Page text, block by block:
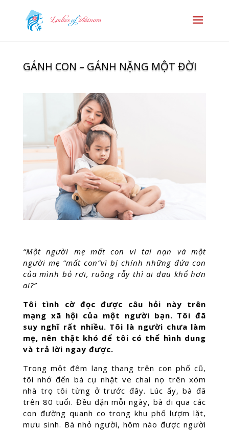
GÁNH CON – GÁNH NẶNG MỘT ĐỜI
“Một người mẹ mất con vì tai nạn và một
người mẹ “mất con”vì bị chính những đứa con
của mình bỏ rơi, ruồng rẫy thì ai đau khổ hơn
ai?”
Tôi tình cờ đọc được câu hỏi này trên
mạng xã hội của một người bạn. Tôi đã
suy nghĩ rất nhiều. Tôi là người chưa làm
mẹ, nên thật khó để tôi có thể hình dung
và trả lời ngay được.
Trong một đêm lang thang trên con phố cũ,
tôi nhớ đến bà cụ nhặt ve chai nọ trên xóm
nhà trọ tôi từng ở trước đây. Lúc ấy, bà đã
trên 80 tuổi. Đều đặn mỗi ngày, bà đi qua các
con đường quanh co trong khu phố lượm lặt,
mưu sinh. Bà nhỏ người, hôm nào được người